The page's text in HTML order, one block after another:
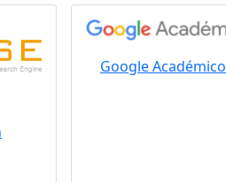
Google Académico